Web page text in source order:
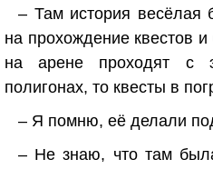
– Там история весёлая
на прохождение квестов
на арене проходят с
полигонах, то квесты в
– Я помню, её делали
– Не знаю, что там